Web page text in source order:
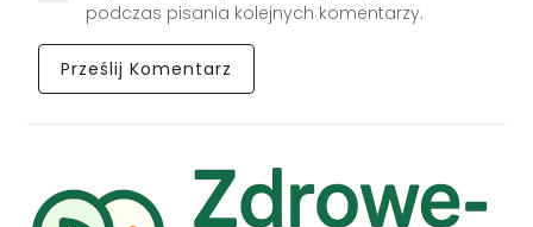
podczas pisania kolejnych komentarzy.